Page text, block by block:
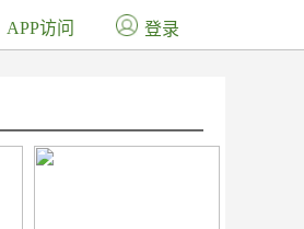
APP访问 登录